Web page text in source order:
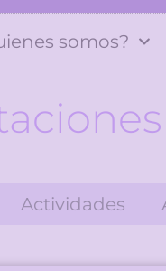
somos?
Actividades